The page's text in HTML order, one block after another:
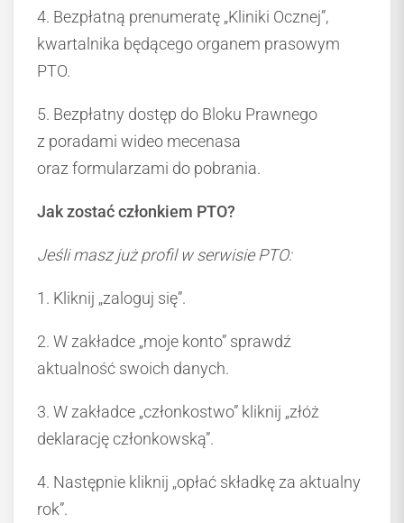
4. Bezpłatną prenumeratę „Kliniki Ocznej”,
kwartalnika będącego organem prasowym
PTO.
5. Bezpłatny dostęp do Bloku Prawnego
z poradami wideo mecenasa
oraz formularzami do pobrania.
Jak zostać członkiem PTO?
Jeśli masz już profil w serwisie PTO:
1. Kliknij „zaloguj się”.
2. W zakładce „moje konto” sprawdź
aktualność swoich danych.
3. W zakładce „członkostwo” kliknij „złóż
deklarację członkowską”.
4. Następnie kliknij „opłać składkę za aktualny
rok”.